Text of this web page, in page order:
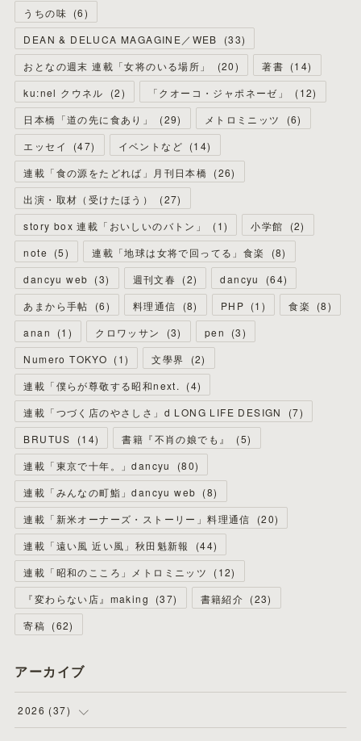
うちの味 (6)
DEAN & DELUCA MAGAGINE／WEB
(33)
おとなの週末 連載「女将のいる場所」
(20) 著書 (14)
ku:nel クウネル
(2) 「クオーコ・ジャポネーゼ」 (12)
日本橋「道の先に食あり」
(29) メトロミニッツ (6)
エッセイ
(47) イベントなど (14)
連載「食の源をたどれば」月刊日本橋 (26)
出演・取材（受けたほう）
(27)
story box 連載「おいしいのバトン」
(1) 小学館 (2)
note
(5) 連載「地球は女将で回ってる」食楽 (8)
dancyu web (3) 週刊文春 (2) dancyu (64)
あまから手帖
(6) 料理通信 (8) PHP (1 ) 食楽 (8)
anan
(1 ) クロワッサン (3) pen (3)
Numero TOKYO (1) 文學界 (2)
連載「僕らが尊敬する昭和next.
(4)
連載「つづく店のやさしさ」d LONG LIFE DESIGN
(7)
BRUTUS
(14) 書籍『不肖の娘でも』 (5)
連載「東京で十年。」dancyu
(80)
連載「みんなの町鮨」dancyu web (8)
連載「新米オーナーズ・ストーリー」料理通信
(20)
連載「遠い風 近い風」秋田魁新報
(44)
連載「昭和のこころ」メトロミニッツ
(12)
『変わらない店』making
(37) 書籍紹介 (23)
寄稿 (62)
アーカイブ
2026 (37)